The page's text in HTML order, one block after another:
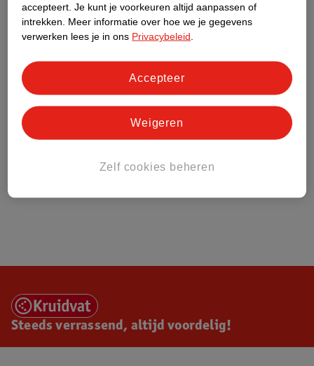
Over Kruidvat
Steeds verrassend, altijd voordelig!
accepteert. Je kunt je voorkeuren altijd aanpassen of
intrekken.
Meer informatie over hoe we je gegevens
verwerken lees je in ons Privacybeleid
Zelf cookies beheren
Weigeren
Accepteer